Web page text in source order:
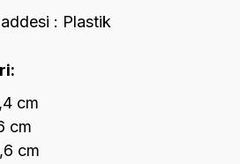
: Plastik
cm
cm
cm